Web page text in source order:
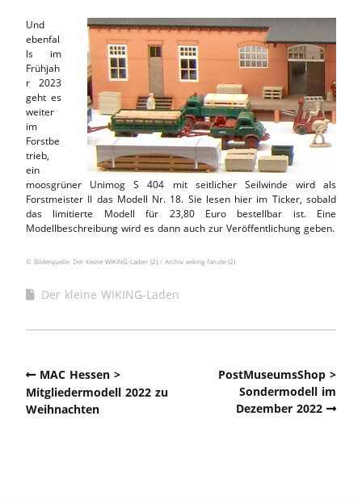
Und
ebenfal
ls im
Frühjah
r 2023
geht es
weiter
im
Forstbe
trieb,
ein
moosgrüner Unimog S 404 mit seitlicher Seilwinde wird als
Forstmeister II das Modell Nr. 18. Sie lesen hier im Ticker, sobald
das limitierte Modell für 23,80 Euro bestellbar ist. Eine
Modellbeschreibung wird es dann auch zur Veröffentlichung geben.
© Bilderquelle: Der kleine WIKING-Laden (2) / Archiv wiking-fan.de (2)
Der kleine WIKING-Laden
MAC Hessen >
Mitgliedermodell 2022 zu
Weihnachten
PostMuseumsShop >
Sondermodell im
Dezember 2022